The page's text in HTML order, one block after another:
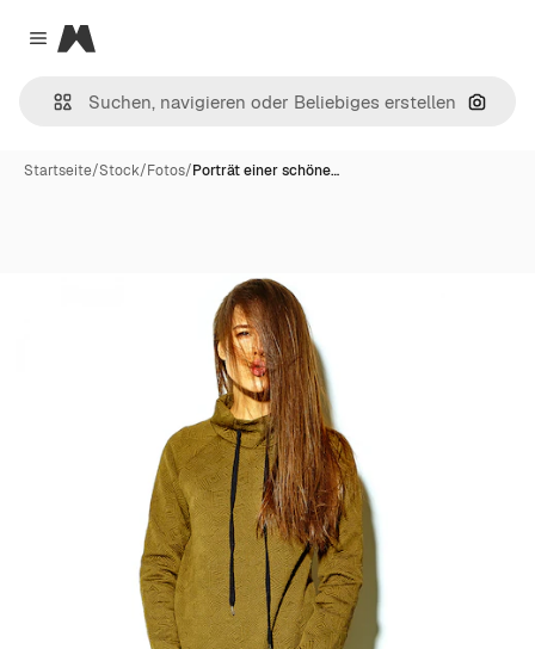
Close menu
Magnific
Nach
Startseite/Stock/Fotos/Porträt einer schöne…